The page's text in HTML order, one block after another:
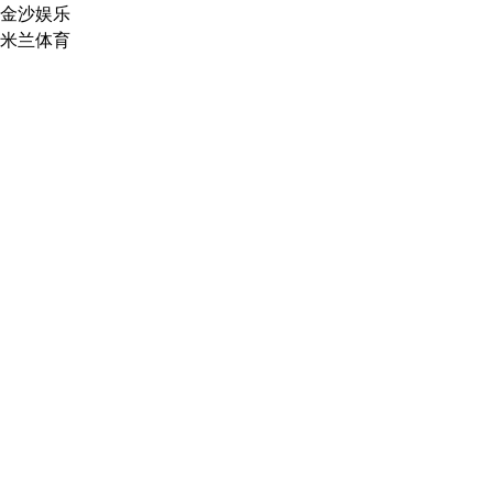
金沙娱乐
米兰体育